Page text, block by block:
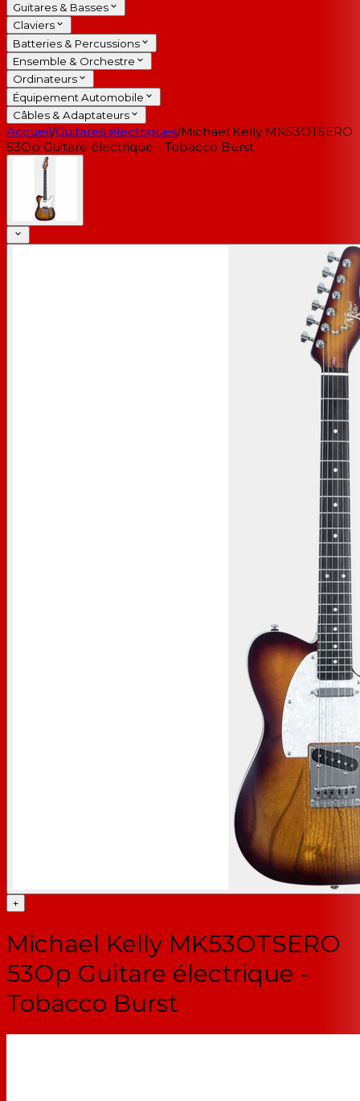
Guitares & Basses
Claviers
Batteries & Percussions
Ensemble & Orchestre
Ordinateurs
Équipement Automobile
Câbles & Adaptateurs
Accueil/Guitares électriques/Michael Kelly MK53OTSERO
53Op Guitare électrique - Tobacco Burst
+
Michael Kelly MK53OTSERO
53Op Guitare électrique -
Tobacco Burst